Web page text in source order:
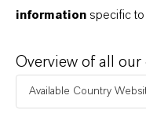
Sie unterhttps://
information specific to
Overview of all
Available Country